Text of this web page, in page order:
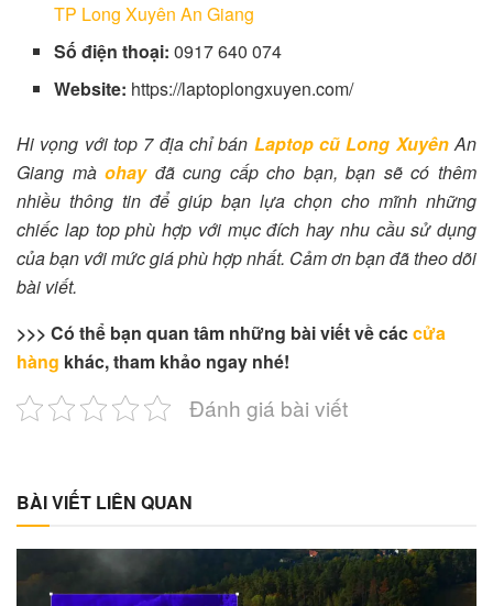
TP Long Xuyên An Giang
Số điện thoại:0917 640 074
Website: https://laptoplongxuyen.com/
Hi vọng với top 7 địa chỉ bán Laptop cũ Long XuyênAn
Giang màohay đã cung cấp cho bạn, bạn sẽ có thêm
nhiều thông tin để giúp bạn lựa chọn cho mĩnh những
chiếc lap top phù hợp với mục đích hay nhu cầu sử dụng
của bạn với mức giá phù hợp nhất. Cảm ơn bạn đã theo dõi
bài viết.
>>> Có thể bạn quan tâm những bài viết về cáccửa
hàng khác, tham khảo ngay nhé!
Đánh giá bài viết
BÀI VIẾT LIÊN QUAN